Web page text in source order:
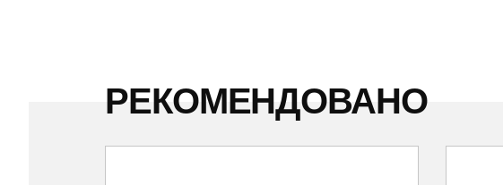
РЕКОМЕНДОВАНО